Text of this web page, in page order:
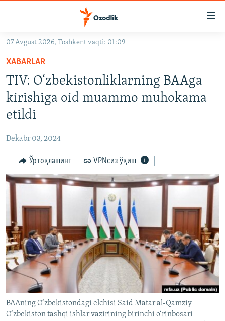
Асосий
навигацияга
ўтинг
Қидиришга
ўтинг
OZODVIDEO
OZODARXIV
На русском
ИЖТИМОИЙ ТАРМОҚЛАР
Озодлик бошқа тилларда
07 Avgust 2026, Toshkent vaqti: 01:09
XABARLAR
TIV: O‘zbekistonliklarning BAAga
kirishiga oid muammo muhokama
etildi
Dekabr 03, 2024
Ўртоқлашинг VPNсиз ўқиш
BAAning O‘zbekistondagi elchisi Said Matar al-Qamziy
O‘zbekiston tashqi ishlar vazirining birinchi o‘rinbosari